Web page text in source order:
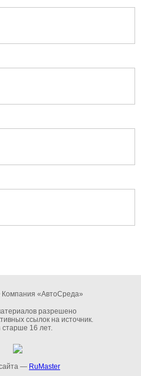
«АвтоСреда»
разрешено
ссылок на источник.
16 лет.
— RuMaster